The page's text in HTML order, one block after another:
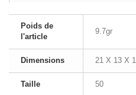
Poids de
l'article
9.7gr
Dimensions 21 X 13 X
Taille 50